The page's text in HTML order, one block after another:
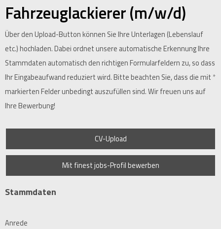
Fahrzeuglackierer (m/w/d)
Über den Upload-Button können Sie Ihre Unterlagen (Lebenslauf
etc.) hochladen. Dabei ordnet unsere automatische Erkennung Ihre
Stammdaten automatisch den richtigen Formularfeldern zu, so dass
Ihr Eingabeaufwand reduziert wird. Bitte beachten Sie, dass die mit *
markierten Felder unbedingt auszufüllen sind. Wir freuen uns auf
Ihre Bewerbung!
CV-Upload
Mit finest jobs-Profil bewerben
Stammdaten
Anrede